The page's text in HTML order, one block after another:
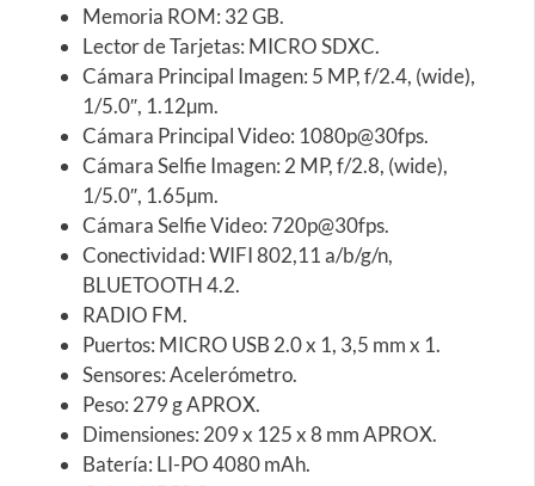
Memoria ROM: 32 GB.
Lector de Tarjetas: MICRO SDXC.
Cámara Principal Imagen: 5 MP, f/2.4, (wide),
1/5.0″, 1.12µm.
Cámara Principal Video: 1080p@30fps.
Cámara Selfie Imagen: 2 MP, f/2.8, (wide),
1/5.0″, 1.65µm.
Cámara Selfie Video: 720p@30fps.
Conectividad: WIFI 802,11 a/b/g/n,
BLUETOOTH 4.2.
RADIO FM.
Puertos: MICRO USB 2.0 x 1, 3,5 mm x 1.
Sensores: Acelerómetro.
Peso: 279 g APROX.
Dimensiones: 209 x 125 x 8 mm APROX.
Batería: LI-PO 4080 mAh.